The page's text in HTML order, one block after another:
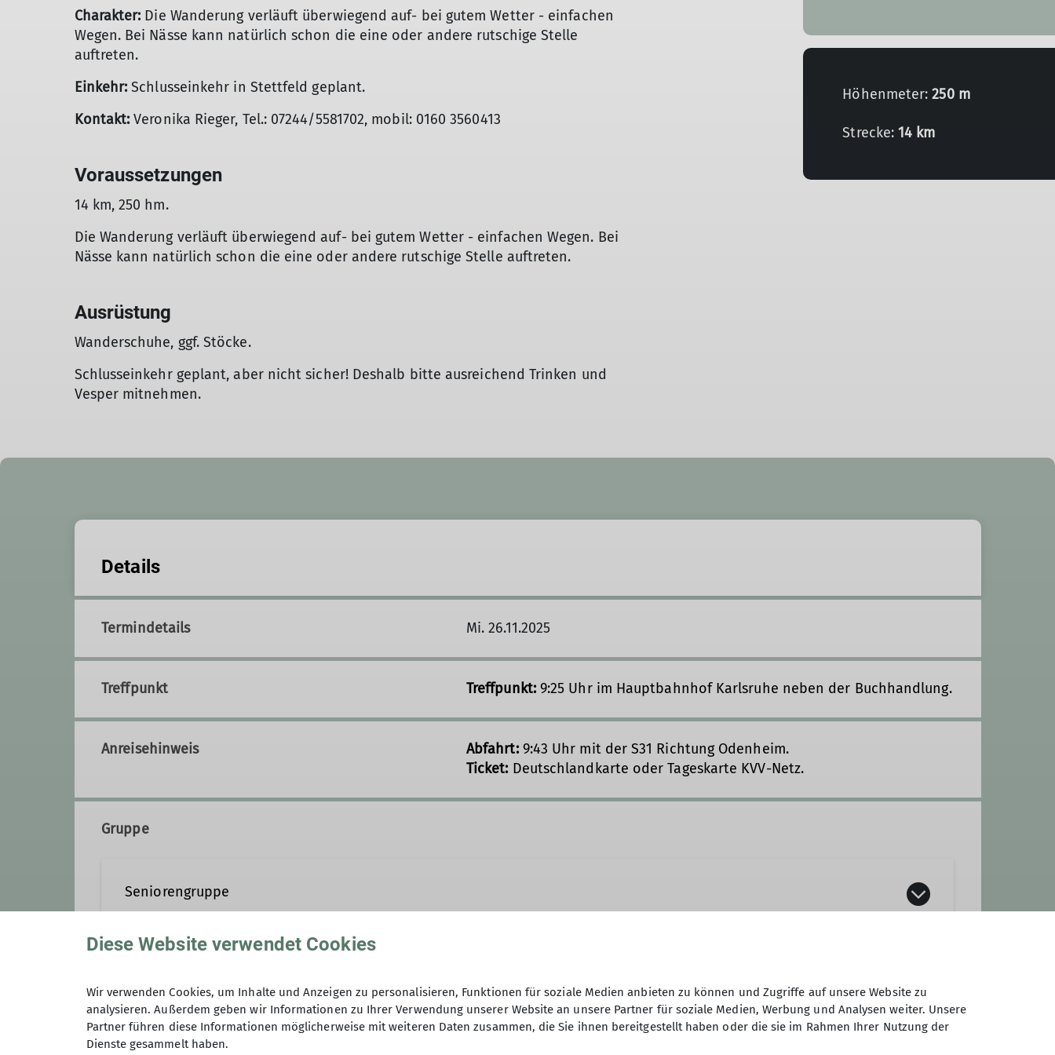
Charakter: Die Wanderung verläuft überwiegend auf- bei gutem Wetter - einfachen
Wegen. Bei Nässe kann natürlich schon die eine oder andere rutschige Stelle
auftreten.
Einkehr: Schlusseinkehr in Stettfeld geplant.
Kontakt:Veronika Rieger, Tel.: 07244/5581702, mobil: 0160 3560413
Voraussetzungen
14 km, 250 hm.
Die Wanderung verläuft überwiegend auf- bei gutem Wetter - einfachen Wegen. Bei
Nässe kann natürlich schon die eine oder andere rutschige Stelle auftreten.
Ausrüstung
Wanderschuhe, ggf. Stöcke.
Schlusseinkehr geplant, aber nicht sicher! Deshalb bitte ausreichend Trinken und
Vesper mitnehmen.
Höhenmeter:250 m
Strecke:14 km
Details
Termindetails Mi. 26.11.2025
Treffpunkt Treffpunkt:9:25 Uhr im Hauptbahnhof Karlsruhe neben der Buchhandlung.
Anreisehinweis Abfahrt:9:43 Uhr mit der S31 Richtung Odenheim.
Ticket: Deutschlandkarte oder Tageskarte KVV-Netz.
Gruppe
Seniorengruppe
Als es 1970 manchen DAV-Senioren zu anstrengend wurde, im Hochgebirge zu wandern, gründete unser Wanderkamerad
Heiner Baumgarten die Seniorengruppe. Die Ziele lagen nicht mehr in den Alpen, sondern im Kraichgau, in der Pfalz oder
im Nordschwarzwald.
Aktivitäten
Anmeldung Keine Anmeldung erforderlich.
Diese Website verwendet Cookies
Wir verwenden Cookies, um Inhalte und Anzeigen zu personalisieren, Funktionen für soziale Medien anbieten zu können und Zugriffe auf unsere Website zu
analysieren. Außerdem geben wir Informationen zu Ihrer Verwendung unserer Website an unsere Partner für soziale Medien, Werbung und Analysen weiter. Unsere
Partner führen diese Informationen möglicherweise mit weiteren Daten zusammen, die Sie ihnen bereitgestellt haben oder die sie im Rahmen Ihrer Nutzung der
Dienste gesammelt haben.